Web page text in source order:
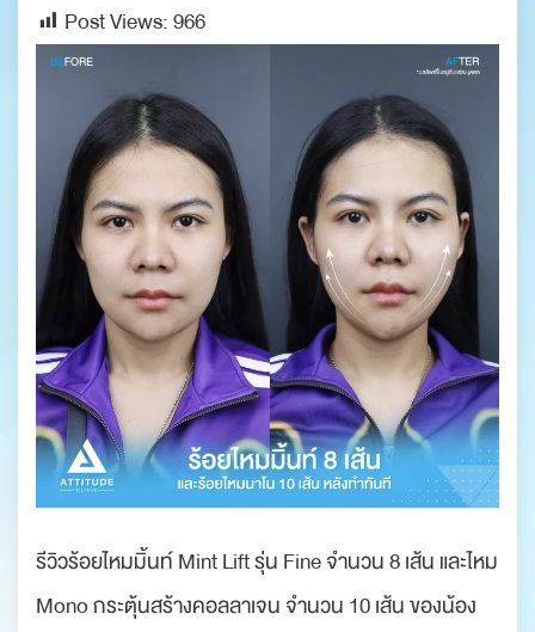
Post Views:966
รีวิวร้อยไหมมิ้นท์ Mint Lift รุ่น Fine จำนวน 8 เส้น และไหม
Mono กระตุ้นสร้างคอลลาเจน จำนวน 10 เส้น ของน้อง